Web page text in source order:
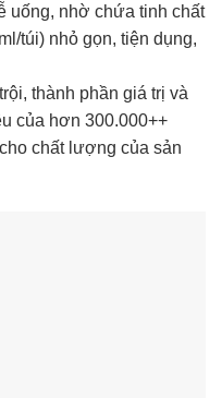
uống, nhờ chứa tinh chất
túi) nhỏ gọn, tiện dụng,
thành phần giá trị và
của hơn 300.000++
chất lượng của sản